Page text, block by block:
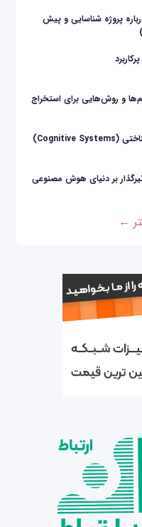
پروژه شناسایی و پیش
و روش‌هایی برای استخراج
آشنایی با مفهوم سیستم های شناختی (Cognitive Systems)
بر دنیای هوش مصنوعی
←